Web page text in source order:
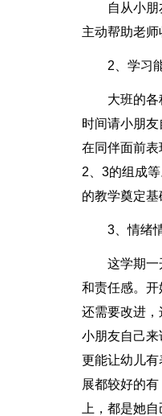
自从小
主动帮助老
2、学习
大班的
时间请小朋
在同伴面前
2、3的组成
的教学奠定基
3、情绪
这学期一
和责任感。
还需要改进，
小朋友自己来
更能让幼儿
展都较好的
上，都是她